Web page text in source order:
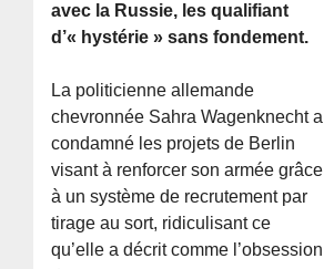
avec la Russie, les qualifiant
d’« hystérie » sans fondement.
La politicienne allemande
chevronnée Sahra Wagenknecht a
condamné les projets de Berlin
visant à renforcer son armée grâce
à un système de recrutement par
tirage au sort, ridiculisant ce
qu’elle a décrit comme l’obsession